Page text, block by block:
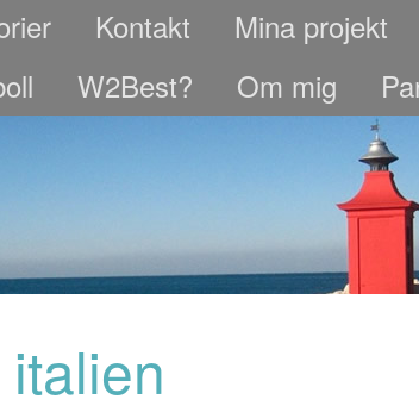
Kontakt Mina projekt
W2Best? Om mig